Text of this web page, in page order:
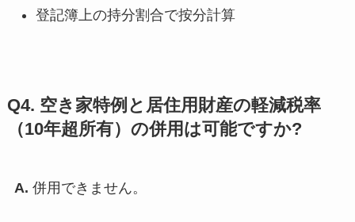
登記簿上の持分割合で按分計算
Q4. 空き家特例と居住用財産の軽減税率
（10年超所有）の併用は可能ですか?
A. 併用できません。